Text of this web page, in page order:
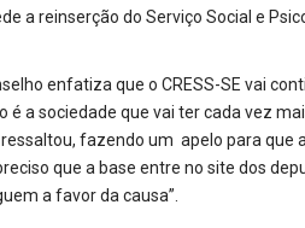
a reinserção do Serviço Social e
enfatiza que o CRESS-SE vai
é a sociedade que vai ter cada vez
fazendo um apelo para que
que a base entre no site dos
a favor da causa”.